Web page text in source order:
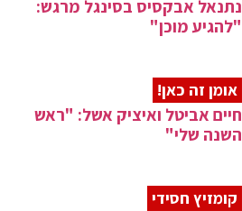
נתנאל אבקסיס בסינגל מרגש:
"להגיע מוכן"
אומן זה כאן!
חיים אביטל ואיציק אשל: "ראש
השנה שלי"
קומזיץ חסידי